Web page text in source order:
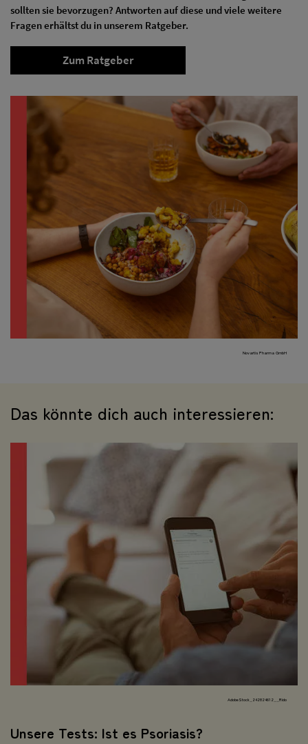
sollten sie bevorzugen? Antworten auf diese und viele weitere
Fragen erhältst du in unserem Ratgeber.
Zum Ratgeber
Novartis Pharma GmbH
Das könnte dich auch interessieren:
AdobeStock_242824612__Rido
Unsere Tests: Ist es Psoriasis?